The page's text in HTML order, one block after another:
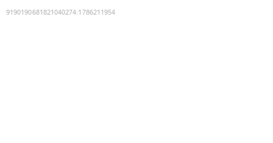
9190190681821040274:1786211954